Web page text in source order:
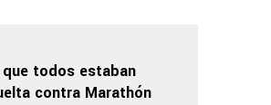
todos estaban
contra Marathón